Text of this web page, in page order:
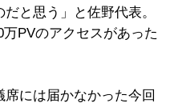
と思う」と佐野代表。
PVのアクセスがあった
には届かなかった今回